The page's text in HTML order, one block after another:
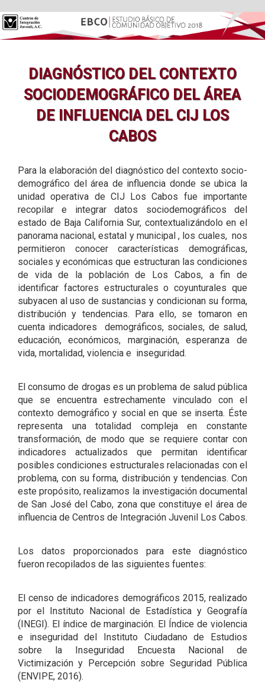
DIAGNÓSTICO DEL CONTEXTO
SOCIODEMOGRÁFICO DEL ÁREA
DE INFLUENCIA DEL CIJ LOS
CABOS
Para la elaboración del diagnóstico del contexto socio-
demográfico del área de influencia donde se ubica la
unidad operativa de CIJ Los Cabos fue importante
recopilar e integrar datos sociodemográficos del
estado de Baja California Sur, contextualizándolo en el
panorama nacional, estatal y municipal , los cuales, nos
permitieron conocer características demográficas,
sociales y económicas que estructuran las condiciones
de vida de la población de Los Cabos, a fin de
identificar factores estructurales o coyunturales que
subyacen al uso de sustancias y condicionan su forma,
distribución y tendencias. Para ello, se tomaron en
cuenta indicadores demográficos, sociales, de salud,
educación, económicos, marginación, esperanza de
vida, mortalidad, violencia e inseguridad.
El consumo de drogas es un problema de salud pública
que se encuentra estrechamente vinculado con el
contexto demográfico y social en que se inserta. Éste
representa una totalidad compleja en constante
transformación, de modo que se requiere contar con
indicadores actualizados que permitan identificar
posibles condiciones estructurales relacionadas con el
problema, con su forma, distribución y tendencias. Con
este propósito, realizamos la investigación documental
de San José del Cabo, zona que constituye el área de
influencia de Centros de Integración Juvenil Los Cabos.
Los datos proporcionados para este diagnóstico
fueron recopilados de las siguientes fuentes:
El censo de indicadores demográficos 2015, realizado
por el Instituto Nacional de Estadística y Geografía
(INEGI). El índice de marginación. El Índice de violencia
e inseguridad del Instituto Ciudadano de Estudios
sobre la Inseguridad Encuesta Nacional de
Victimización y Percepción sobre Seguridad Pública
(ENVIPE, 2016).